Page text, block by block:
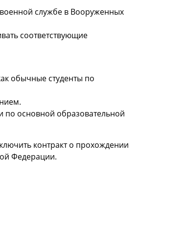
службе в Вооруженных
соответствующие
обычные студенты по
по основной образовательной
контракт о прохождении
Федерации.